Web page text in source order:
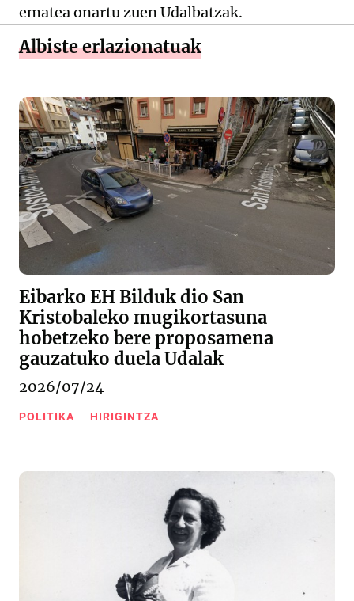
ematea onartu zuen Udalbatzak.
Albiste erlazionatuak
Eibarko EH Bilduk dio San
Kristobaleko mugikortasuna
hobetzeko bere proposamena
gauzatuko duela Udalak
2026/07/24
POLITIKA HIRIGINTZA